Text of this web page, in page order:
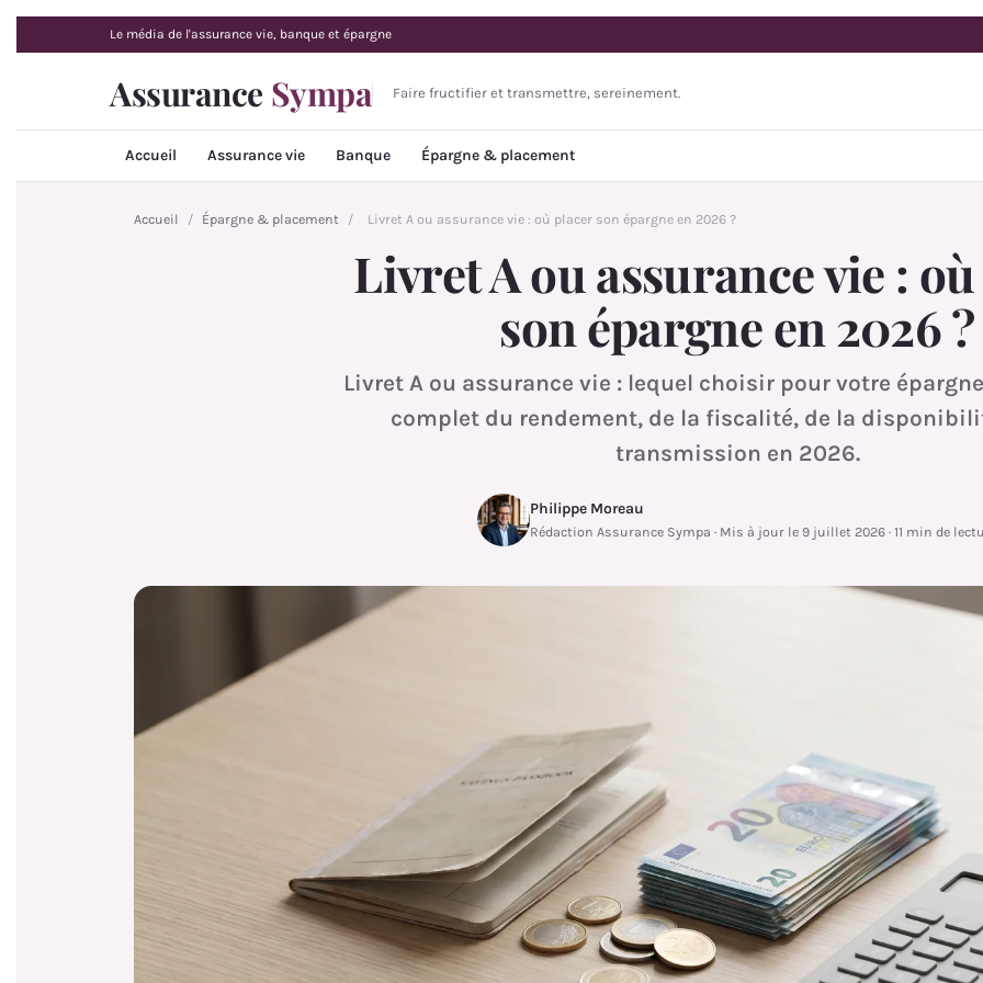
Le média de l'assurance vie, banque et épargne
Assurance Sympa Faire fructifier et transmettre, sereinement.
Accueil Assurance vie Banque Épargne & placement
Accueil / Épargne & placement / Livret A ou assurance vie : où placer son épargne en 2026 ?
Livret A ou assurance vie :
son épargne en 2026 ?
Livret A ou assurance vie : lequel choisir pour votre
complet du rendement, de la fiscalité, de la
transmission en 2026.
Philippe Moreau
Rédaction Assurance Sympa · Mis à jour le 9 juillet 2026 · 11 min de